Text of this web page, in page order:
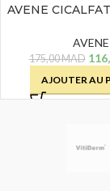
AVENE
AVENE
175,00MAD
AJOUTER AU